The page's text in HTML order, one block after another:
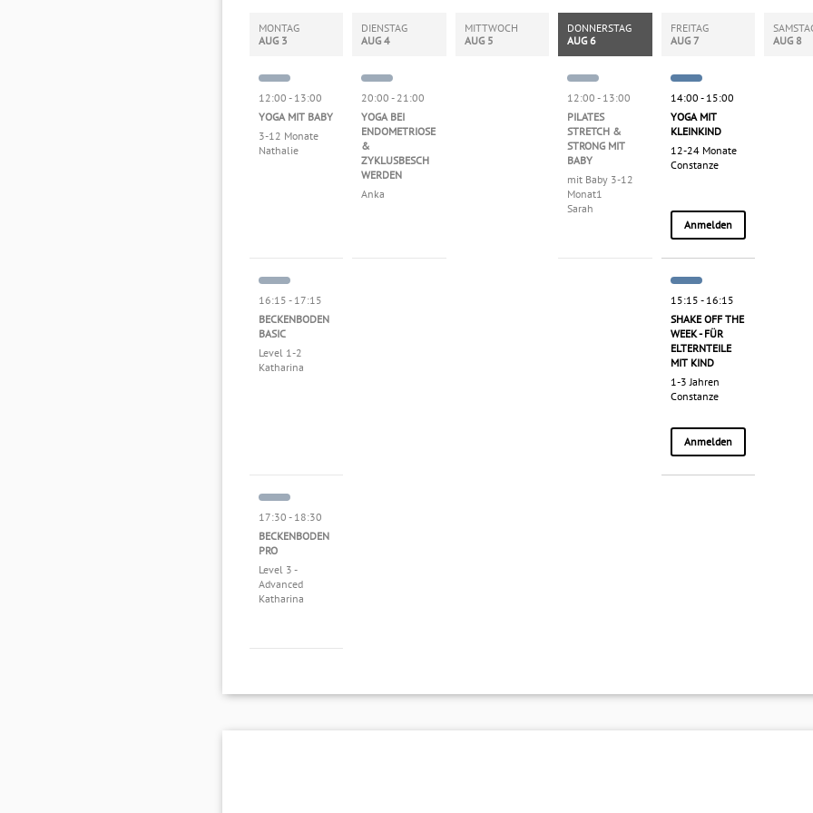
Trainer*in Klassentyp
MONTAG
AUG 3
12:00 - 13:00
YOGA MIT BABY
3-12 Monate
Nathalie
16:15 - 17:15
BECKENBODEN
BASIC
Level 1-2
Katharina
17:30 - 18:30
BECKENBODEN
PRO
Level 3 -
Advanced
Katharina
DIENSTAG
AUG 4
20:00 - 21:00
YOGA BEI
ENDOMETRIOSE
&
ZYKLUSBESCH
WERDEN
Anka
MITTWOCH
AUG 5
DONNERSTAG
AUG 6
12:00 - 13:00
PILATES
STRETCH &
STRONG MIT
BABY
mit Baby 3-12
Monat1
Sarah
FREITAG
AUG 7
14:00 - 15:00
YOGA MIT
KLEINKIND
12-24 Monate
Constanze
Anmelden
15:15 - 16:15
SHAKE OFF THE
WEEK - FÜR
ELTERNTEILE
MIT KIND
1-3 Jahren
Constanze
Anmelden
AUG 8